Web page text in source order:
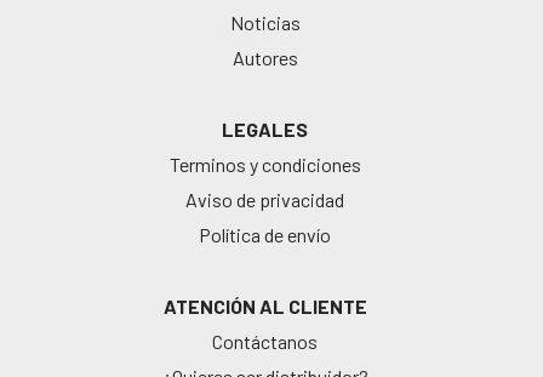
Noticias
Autores
LEGALES
Terminos y condiciones
Aviso de privacidad
Política de envío
ATENCIÓN AL CLIENTE
Contáctanos